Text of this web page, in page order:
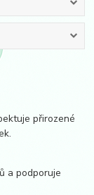
přirozené
a podporuje